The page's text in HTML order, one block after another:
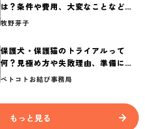
は？条件や費用、大変なことなど紹
介
牧野芽子
保護犬・保護猫のトライアルって
何？見極め方や失敗理由、準備に必
要なものを紹介
ペトコトお結び事務局
もっと見る